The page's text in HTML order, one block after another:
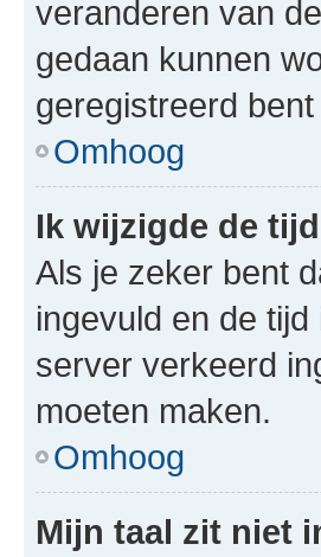
veranderen van
gedaan kunnen
geregistreerd
Omhoog
Ik wijzigde de
Als je zeker bent
ingevuld en de
server verkeerd
moeten maken.
Omhoog
Mijn taal zit niet